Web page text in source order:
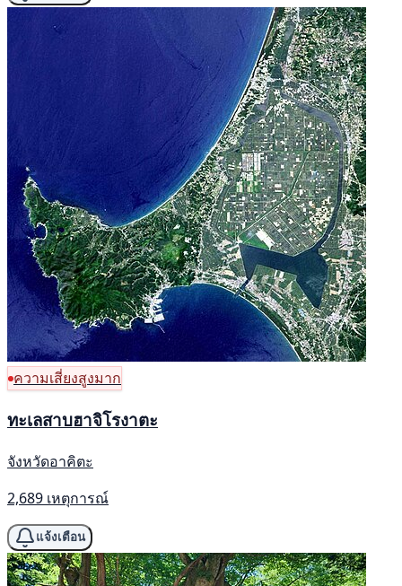
ความเสี่ยงสูงมาก
ทะเลสาบฮาจิโรงาตะ
จังหวัดอาคิตะ
2,689 เหตุการณ์
แจ้งเตือน